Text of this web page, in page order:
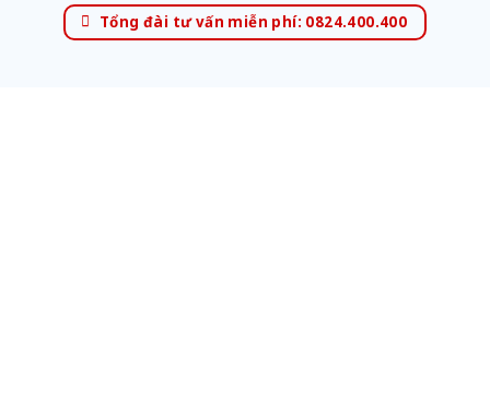
Tổng đài tư vấn miễn phí: 0824.400.400